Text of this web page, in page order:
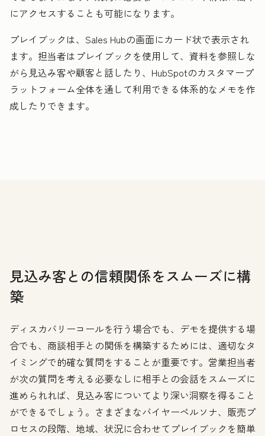
にアクセスすることも可能になります。
プレイブックは、Sales Hubの画面にカード状で表示され
ます。担当者はプレイブックを使用して、資料を参照しな
がら見込み客や顧客と話したり、HubSpotのカスタマープ
ラットフォーム全体を通して利用できる体系的なメモを作
成したりできます。
見込み客との信頼関係をスムーズに構
築
ディスカバリーコールを行う場合でも、デモを提供する場
合でも、商談相手との関係を構築するためには、適切なタ
イミングで的確な質問をすることが重要です。営業担当者
が次の質問を考える必要なしに相手との会話をスムーズに
進められれば、見込み客についてより深い洞察を得ること
ができるでしょう。さまざまなバイヤーペルソナ、販売プ
ロセスの段階、地域、状況に合わせてプレイブックを簡単